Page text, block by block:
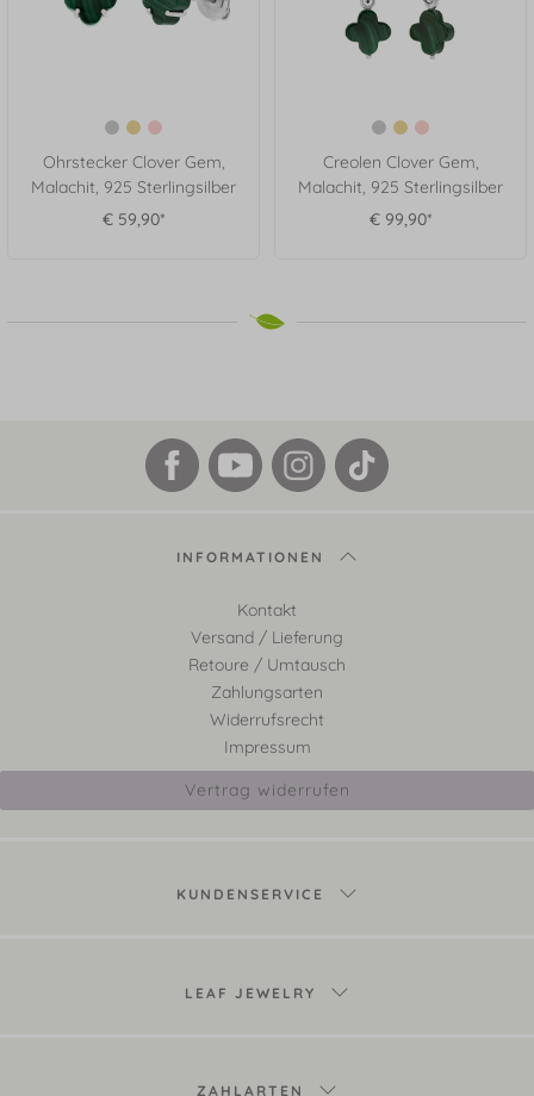
Ohrstecker Clover Gem,
Malachit, 925 Sterlingsilber
€ 59,90*
Creolen Clover Gem,
Malachit, 925 Sterlingsilber
€ 99,90*
INFORMATIONEN
Kontakt
Versand / Lieferung
Retoure / Umtausch
Zahlungsarten
Widerrufsrecht
Impressum
Vertrag widerrufen
KUNDENSERVICE
LEAF JEWELRY
ZAHLARTEN